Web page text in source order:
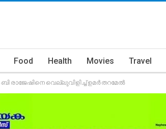
Food Health Movies Travel
രാജേഷിനെ വെല്ലുവിളിച്ച് ഉമർ തറമേൽ